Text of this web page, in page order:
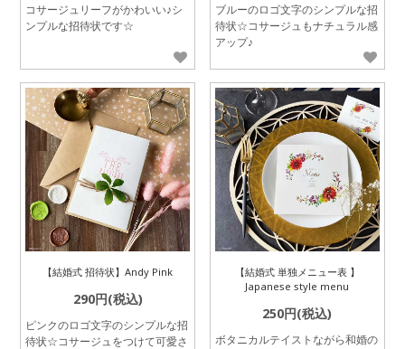
コサージュリーフがかわいい♪シ
ンプルな招待状です☆
ブルーのロゴ文字のシンプルな招
待状☆コサージュもナチュラル感
アップ♪
【結婚式 招待状】Andy Pink
290円(税込)
ピンクのロゴ文字のシンプルな招
待状☆コサージュをつけて可愛さ
【結婚式 単独メニュー表 】
Japanese style menu
250円(税込)
ボタニカルテイストながら和婚の